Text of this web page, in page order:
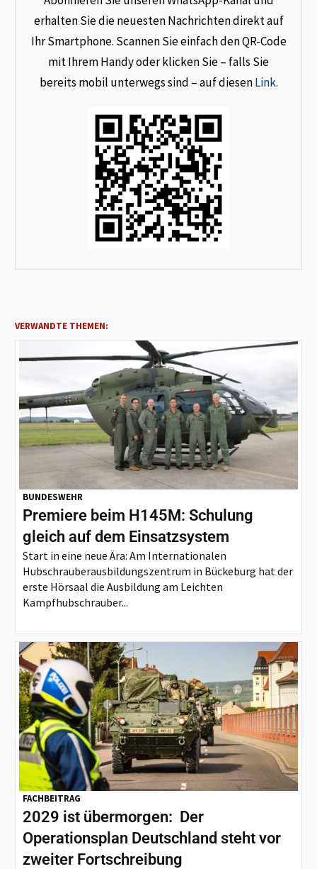
erhalten Sie die neuesten Nachrichten direkt auf
Ihr Smartphone. Scannen Sie einfach den QR-Code
mit Ihrem Handy oder klicken Sie – falls Sie
bereits mobil unterwegs sind – auf diesenLink.
VERWANDTE THEMEN:
BUNDESWEHR
Premiere beim H145M: Schulung
gleich auf dem Einsatzsystem
Start in eine neue Ära: Am Internationalen
Hubschrauberausbildungszentrum in Bückeburg hat der
erste Hörsaal die Ausbildung am Leichten
Kampfhubschrauber...
FACHBEITRAG
2029 ist übermorgen: Der
Operationsplan Deutschland steht vor
zweiter Fortschreibung